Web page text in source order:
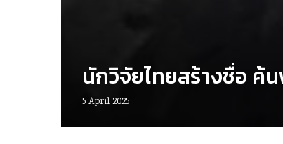
นักวิจัยไทยสร้างชื่อ ค้
5 April 2025